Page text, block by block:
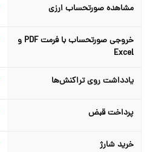
مشاهده صورتحساب ارزی
خروجی صورتحساب با فرمت PDF و
Excel
یادداشت روی تراکنش‌ها
پرداخت قبض
خرید شارژ